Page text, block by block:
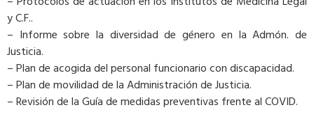
y C.F..
– Informe sobre la diversidad de género en la Admón. de
Justicia.
– Plan de acogida del personal funcionario con discapacidad.
– Plan de movilidad de la Administración de Justicia.
– Revisión de la Guía de medidas preventivas frente al COVID.